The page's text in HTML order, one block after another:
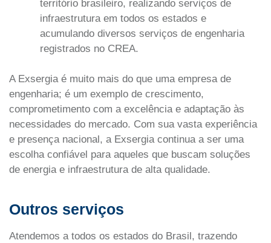
território brasileiro, realizando serviços de
infraestrutura em todos os estados e
acumulando diversos serviços de engenharia
registrados no CREA.
A Exsergia é muito mais do que uma empresa de
engenharia; é um exemplo de crescimento,
comprometimento com a excelência e adaptação às
necessidades do mercado. Com sua vasta experiência
e presença nacional, a Exsergia continua a ser uma
escolha confiável para aqueles que buscam soluções
de energia e infraestrutura de alta qualidade.
Outros serviços
Atendemos a todos os estados do Brasil, trazendo